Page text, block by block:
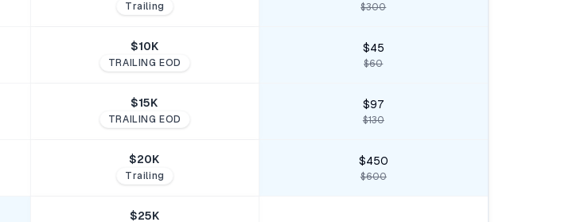
Trailing $300
$10K
TRAILING EOD
$45
$60
$15K
TRAILING EOD
$97
$130
$20K
Trailing
$450
$600
$25K